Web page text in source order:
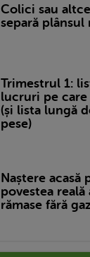
Colici sau
separă
Trimestrul 1:
lucruri pe care
(și lista lungă
pese)
Naștere acasă
povestea reală
rămase fără